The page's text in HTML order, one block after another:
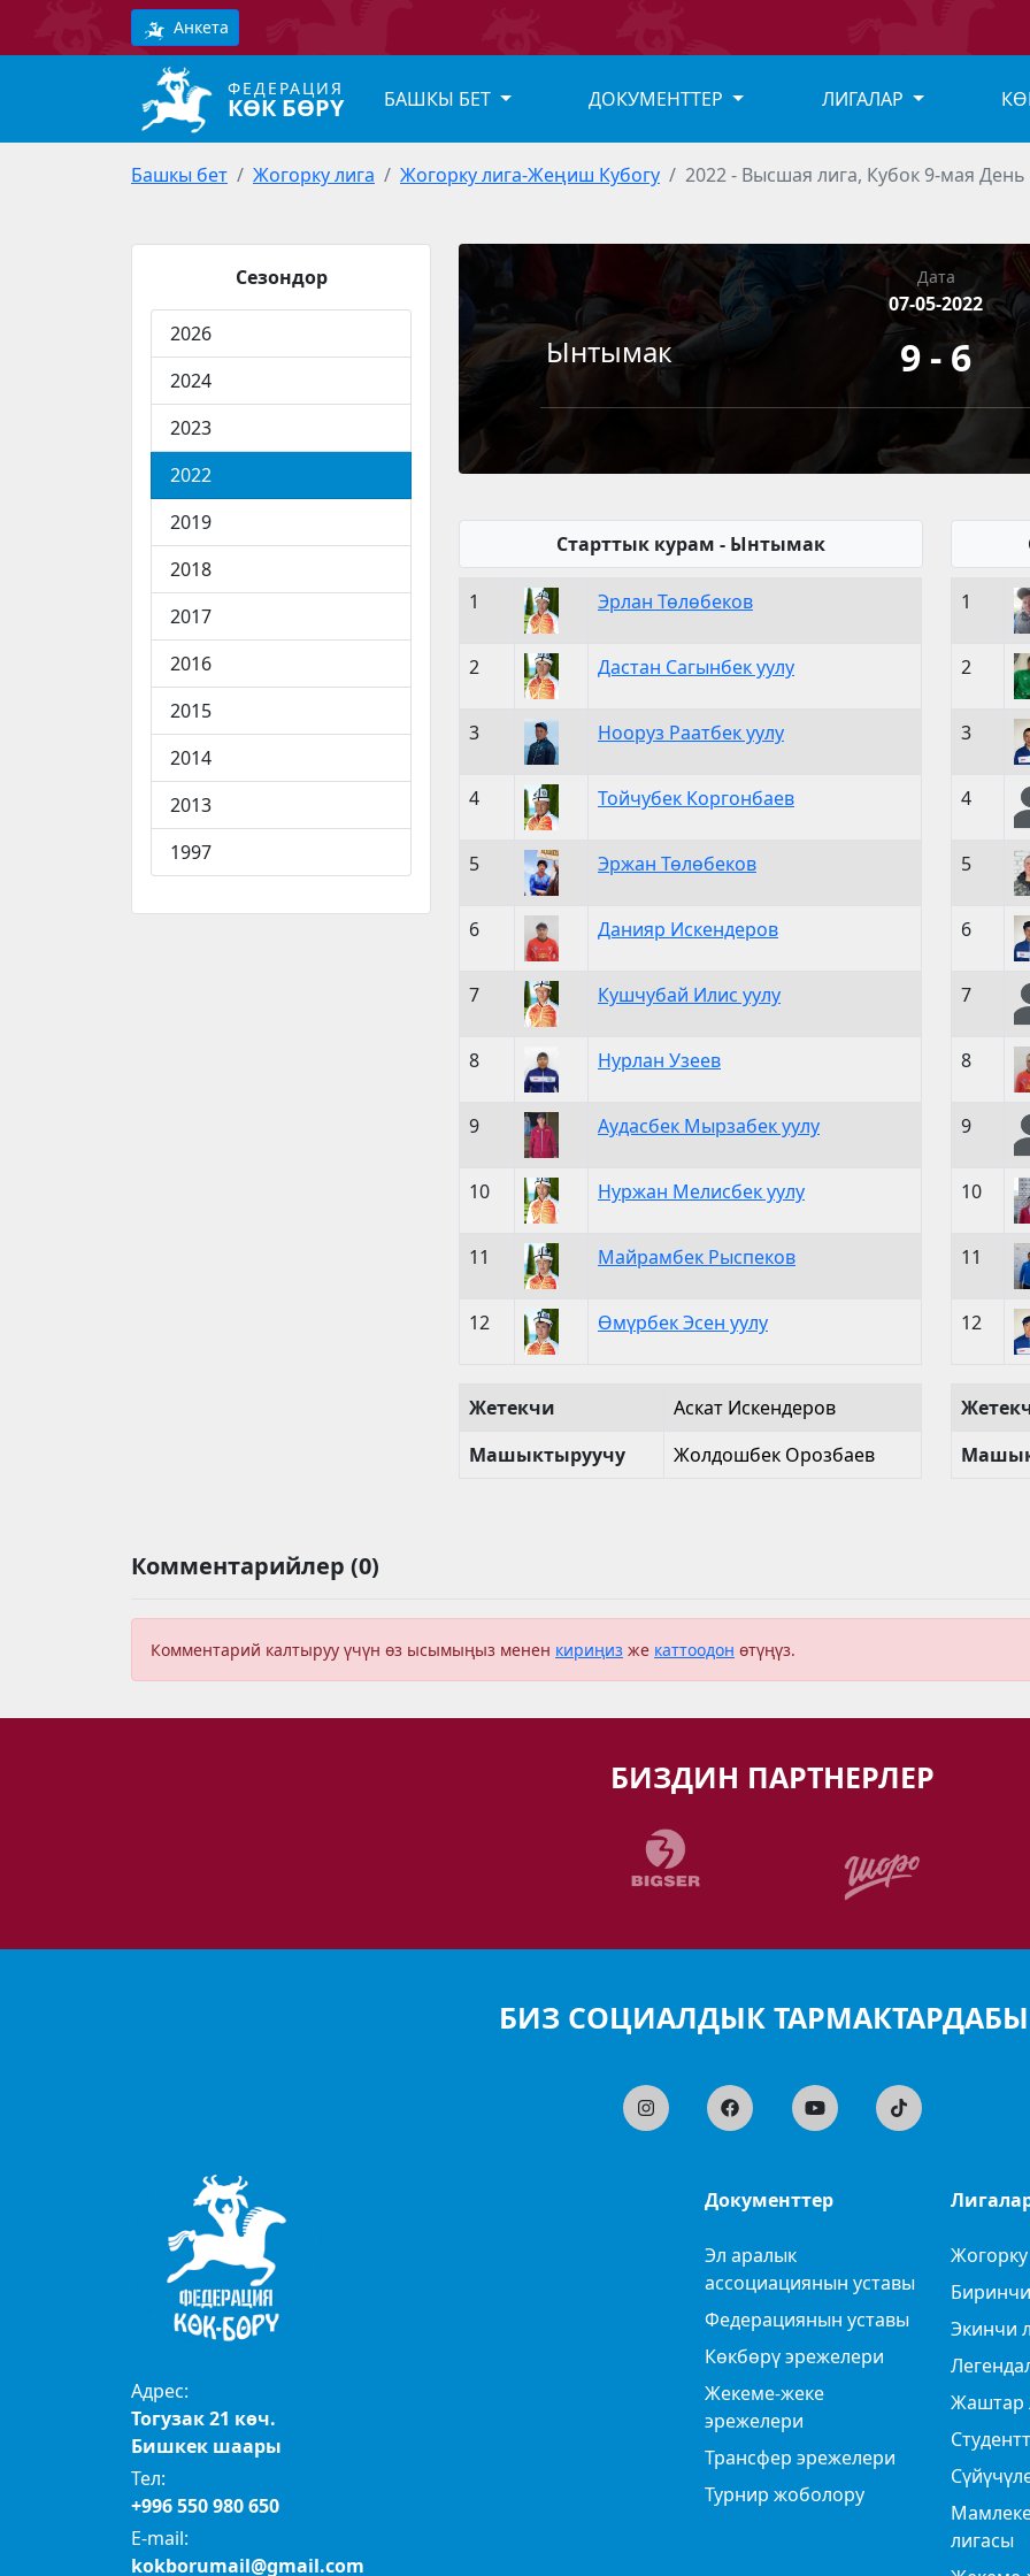
Анкета
ФЕДЕРАЦИЯ
КӨК БӨРҮ БАШКЫ БЕТ ДОКУМЕНТТЕР ЛИГАЛАР
Башкы бет Жогорку лига Жогорку лига-Жеңиш Кубогу 2022 - Высшая лига, Кубок 9-мая
Сезондор
2026
2024
2023
2022
2019
2018
2017
2016
2015
2014
2013
1997
Дата
07-05-2022
Ынтымак 9 - 6
Старттык курам - Ынтымак
1 Эрлан Төлөбеков
2 Дастан Сагынбек уулу
3 Нооруз Раатбек уулу
4 Тойчубек Коргонбаев
5 Эржан Төлөбеков
6 Данияр Искендеров
7 Кушчубай Илис уулу
8 Нурлан Узеев
9 Аудасбек Мырзабек уулу
10 Нуржан Мелисбек уулу
11 Майрамбек Рыспеков
12 Өмүрбек Эсен уулу
Жетекчи
Аскат Искендеров
Машыктыруучу
Жолдошбек Орозбаев
1
2
3
4
5
6
7
8
9
10
11
12
Комментарийлер (0)
Комментарий калтыруу үчүн өз ысымыңыз менен кириңиз же каттоодон өтүңүз.
БИЗДИН ПАРТНЕРЛЕР
БИЗ СОЦИАЛДЫК
Адрес:
Тогузак 21 көч.
Бишкек шаары
Тел:
+996 550 980 650
E-mail:
kokborumail@gmail.com
Документтер
Эл аралык
ассоциациянын уставы
Федерациянын уставы
Көкбөрү эрежелери
Жекеме-жеке
эрежелери
Трансфер эрежелери
Турнир жоболору
Жогорку
Экинчи
Жаштар
лигасы